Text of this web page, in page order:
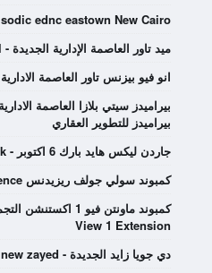
sodic ednc eastown New Cairo
ميد تاور العاصمة الإدارية الجديدة - Mid Tower New Capital
انو فيو بيزنس تاور العاصمة الادارية inno view New Capital
بيراميدز للتطوير العقاري
جاردن ليكس هايد بارك 6 اكتوبر - garden lakes hyde park
كمبوند سولي جولف ريزيدنس Suli Golf Residence
View 1 Extension
دي جويا زايد الجديدة - de joya new zayed - تاج مصر